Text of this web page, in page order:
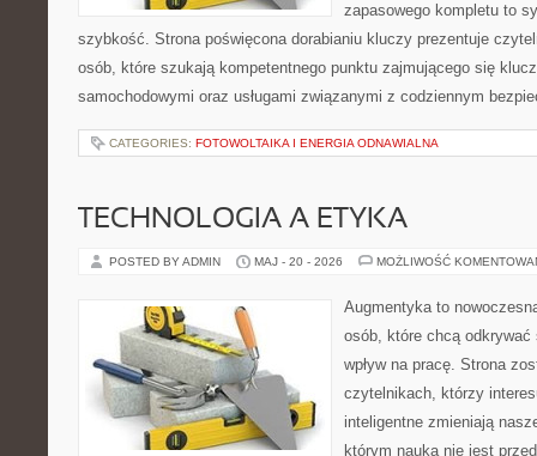
zapasowego kompletu to
szybkość. Strona poświęcona dorabianiu kluczy prezentuje
osób, które szukają kompetentnego punktu zajmującego się
samochodowymi oraz usługami związanymi z codziennym
CATEGORIES: FOTOWOLTAIKA I ENERGIA ODNAWIALNA
TECHNOLOGIA A ETYKA
POSTED BY ADMIN MAJ - 20 - 2026 MOŻLIWOŚĆ
Augmentyka to
osób, które chcą
wpływ na pracę. Strona
czytelnikach, którzy
inteligentne zmieniają
którym nauka nie jest